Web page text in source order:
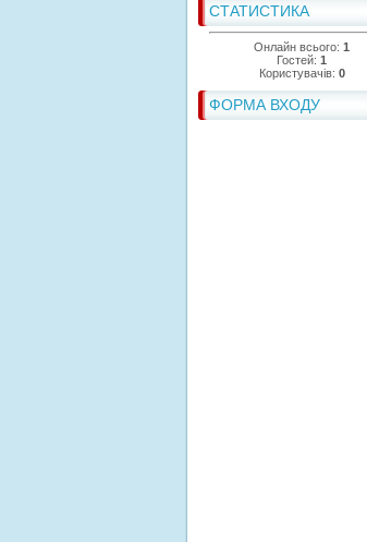
СТАТИСТИКА
Онлайн всього: 1
Гостей: 1
Користувачів: 0
ФОРМА ВХОДУ